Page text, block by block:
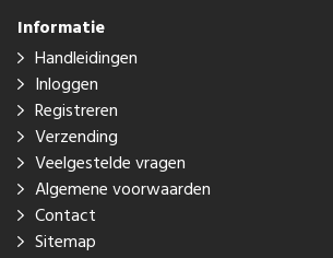
Informatie
Handleidingen
Inloggen
Registreren
Verzending
Veelgestelde vragen
Algemene voorwaarden
Contact
Sitemap